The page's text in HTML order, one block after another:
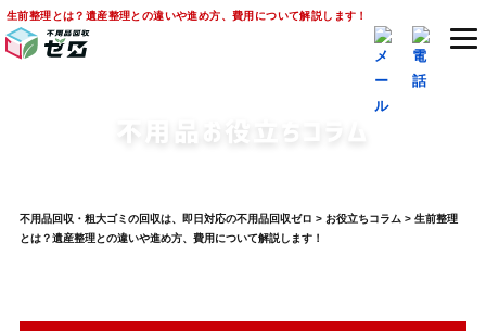
生前整理とは？遺産整理との違いや進め方、費用について解説します！
不用品お役立ちコラム
不用品回収・粗大ゴミの回収は、即日対応の不用品回収ゼロ > お役立ちコラム > 生前整理
とは？遺産整理との違いや進め方、費用について解説します！